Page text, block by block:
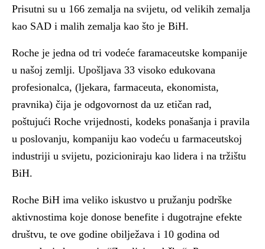
Prisutni su u 166 zemalja na svijetu, od velikih zemalja
kao SAD i malih zemalja kao što je BiH.
Roche je jedna od tri vodeće faramaceutske kompanije
u našoj zemlji. Upošljava 33 visoko edukovana
profesionalca, (ljekara, farmaceuta, ekonomista,
pravnika) čija je odgovornost da uz etičan rad,
poštujući Roche vrijednosti, kodeks ponašanja i pravila
u poslovanju, kompaniju kao vodeću u farmaceutskoj
industriji u svijetu, pozicioniraju kao lidera i na tržištu
BiH.
Roche BiH ima veliko iskustvo u pružanju podrške
aktivnostima koje donose benefite i dugotrajne efekte
društvu, te ove godine obilježava i 10 godina od